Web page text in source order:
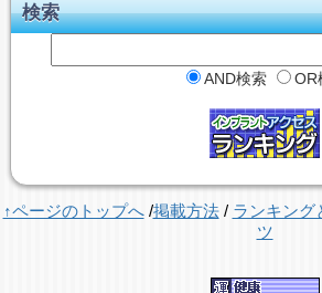
検索
AND検索 OR
↑ページのトップへ/掲載方法/ ランキング
ツ